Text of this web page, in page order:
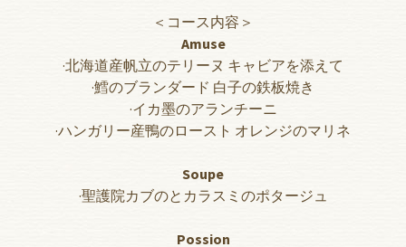
＜コース内容＞
Amuse
·北海道産帆立のテリーヌ キャビアを添えて
·鱈のブランダード 白子の鉄板焼き
·イカ墨のアランチーニ
·ハンガリー産鴨のロースト オレンジのマリネ
Soupe
·聖護院カブのとカラスミのポタージュ
Possion